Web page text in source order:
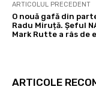
ARTICOLUL PRECEDENT
O nouă gafă din
Radu Miruță. Șeful
Mark Rutte a râs de
ARTICOLE